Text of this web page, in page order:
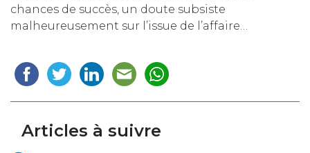
chances de succès, un doute subsiste
malheureusement sur l’issue de l’affaire…
Articles à suivre